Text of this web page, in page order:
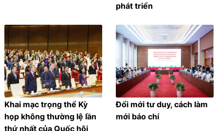
phát triển
Khai mạc trọng thể Kỳ
họp không thường lệ lần
thứ nhất của Quốc hội
Đổi mới tư duy, cách làm
mới báo chí